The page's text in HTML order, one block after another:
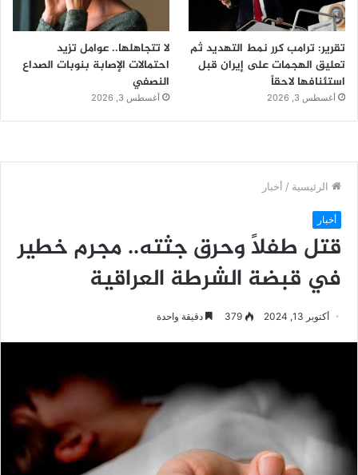
تقرير: ترامب كرر نمط التهديد ثم
تعليق الهجمات على إيران قبل
استئنافها لاحقاً
أغسطس 3, 2026
لا تتجاهلها.. عوامل تزيد
احتمالات الإصابة بنوبات الصداع
النصفي
أغسطس 3, 2026